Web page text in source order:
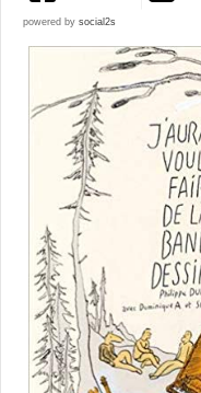
powered by social2s